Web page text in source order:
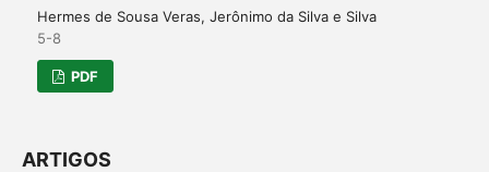
Hermes de Sousa Veras, Jerônimo da Silva e Silva
5-8
PDF
ARTIGOS